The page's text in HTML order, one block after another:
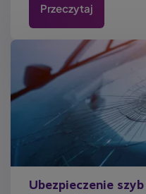
Przeczytaj
Ubezpieczenie